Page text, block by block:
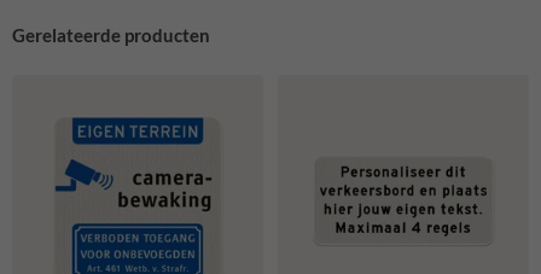
Gerelateerde producten